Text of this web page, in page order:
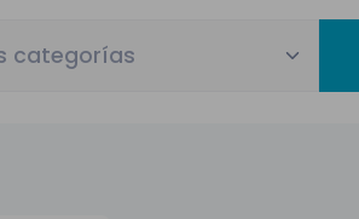
categorías